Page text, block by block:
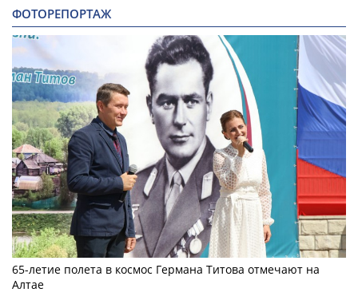
ФОТОРЕПОРТАЖ
65-летие полета в космос Германа Титова отмечают на
Алтае